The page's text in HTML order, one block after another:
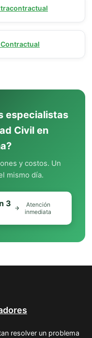
especialistas
Civil en
y costos. Un
mismo día.
3
Atención
inmediata
resolver un problema